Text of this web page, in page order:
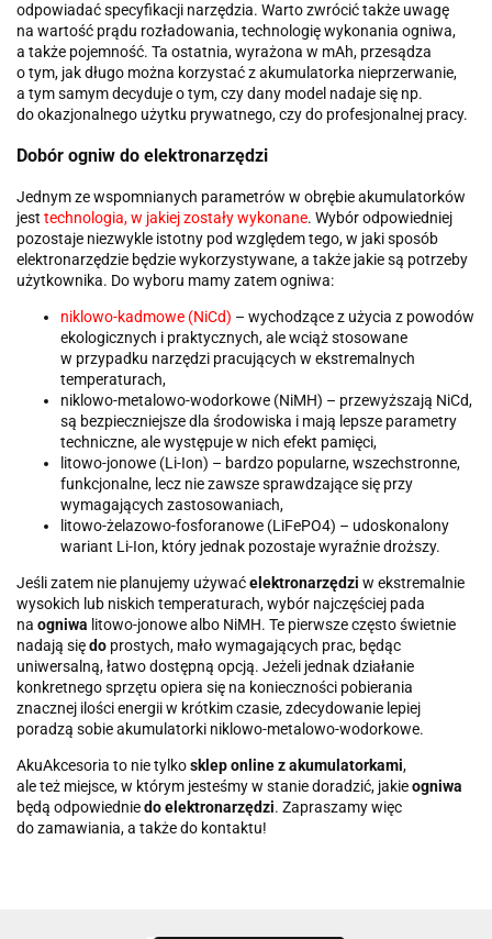
odpowiadać specyfikacji narzędzia. Warto zwrócić także uwagę
na wartość prądu rozładowania, technologię wykonania ogniwa,
a także pojemność. Ta ostatnia, wyrażona w mAh, przesądza
o tym, jak długo można korzystać z akumulatorka nieprzerwanie,
a tym samym decyduje o tym, czy dany model nadaje się np.
do okazjonalnego użytku prywatnego, czy do profesjonalnej pracy.
Dobór ogniw do elektronarzędzi
Jednym ze wspomnianych parametrów w obrębie akumulatorków
jest technologia, w jakiej zostały wykonane. Wybór odpowiedniej
pozostaje niezwykle istotny pod względem tego, w jaki sposób
elektronarzędzie będzie wykorzystywane, a także jakie są potrzeby
użytkownika. Do wyboru mamy zatem ogniwa:
niklowo-kadmowe (NiCd) – wychodzące z użycia z powodów
ekologicznych i praktycznych, ale wciąż stosowane
w przypadku narzędzi pracujących w ekstremalnych
temperaturach,
niklowo-metalowo-wodorkowe (NiMH) – przewyższają NiCd,
są bezpieczniejsze dla środowiska i mają lepsze parametry
techniczne, ale występuje w nich efekt pamięci,
litowo-jonowe (Li-Ion) – bardzo popularne, wszechstronne,
funkcjonalne, lecz nie zawsze sprawdzające się przy
wymagających zastosowaniach,
litowo-żelazowo-fosforanowe (LiFePO4) – udoskonalony
wariant Li-Ion, który jednak pozostaje wyraźnie droższy.
Jeśli zatem nie planujemy używaćelektronarzędzi w ekstremalnie
wysokich lub niskich temperaturach, wybór najczęściej pada
na ogniwa litowo-jonowe albo NiMH. Te pierwsze często świetnie
nadają siędo prostych, mało wymagających prac, będąc
uniwersalną, łatwo dostępną opcją. Jeżeli jednak działanie
konkretnego sprzętu opiera się na konieczności pobierania
znacznej ilości energii w krótkim czasie, zdecydowanie lepiej
poradzą sobie akumulatorki niklowo-metalowo-wodorkowe.
AkuAkcesoria to nie tylkosklep online z akumulatorkami,
ale też miejsce, w którym jesteśmy w stanie doradzić, jakieogniwa
będą odpowiedniedo elektronarzędzi. Zapraszamy więc
do zamawiania, a także do kontaktu!